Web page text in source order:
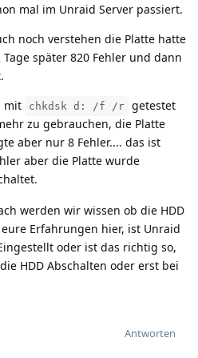
mal im Unraid Server passiert.
noch verstehen die Platte hatte
später 820 Fehler und dann
mit
chkdsk d: /f /r getestet
zu gebrauchen, die Platte
aber nur 8 Fehler.... das ist
aber die Platte wurde
werden wir wissen ob die HDD
Erfahrungen hier, ist Unraid
oder ist das richtig so,
HDD Abschalten oder erst bei
Antworten